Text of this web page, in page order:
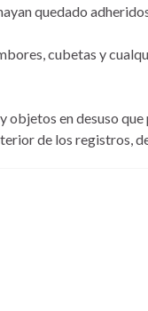
quedado
cubetas y
objetos en desuso
de los registros,